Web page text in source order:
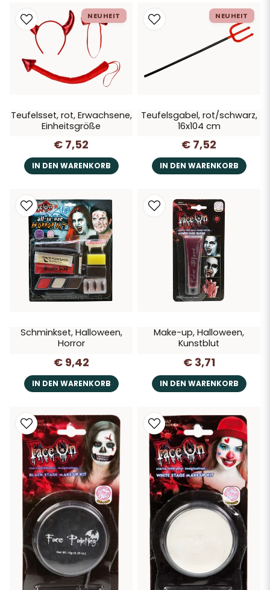
Teufelsset, rot, Erwachsene,
Einheitsgröße
€ 7,52
IN DEN WARENKORB
NEUHEIT
Teufelsgabel, rot/schwarz,
16x104 cm
€ 7,52
IN DEN WARENKORB
NEUHEIT
Schminkset, Halloween,
Horror
€ 9,42
IN DEN WARENKORB
Make-up, Halloween,
Kunstblut
€ 3,71
IN DEN WARENKORB